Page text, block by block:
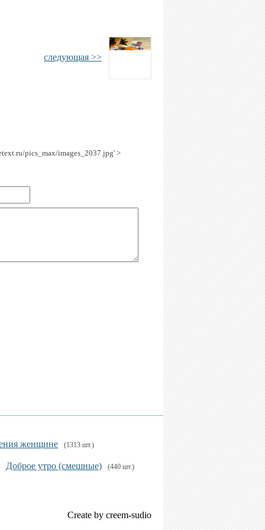
следующая >>
pics_max/images_2037.jpg' >
женщине (1313 шт.)
Доброе утро (смешные) (440 шт.)
Create by creem-sudio